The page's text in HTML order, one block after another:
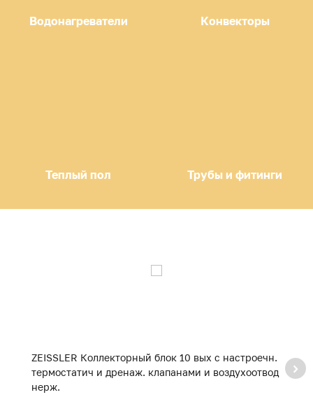
Водонагреватели Конвекторы
Теплый пол Трубы и фитинги
ZEISSLER Коллекторный блок 10 вых с настроечн.
термостатич и дренаж. клапанами и воздухоотвод
нерж.